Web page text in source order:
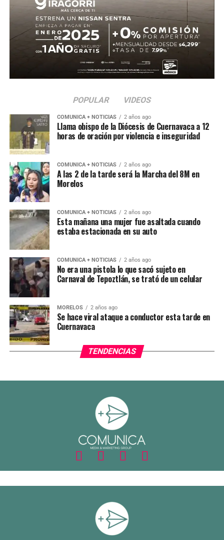
POPULAR VIDEOS
COMUNICA + NOTICIAS 2 años ago
Llama obispo de la Diócesis de Cuernavaca a 12
horas de oración por violencia e inseguridad
COMUNICA + NOTICIAS 2 años ago
A las 2 de la tarde será la Marcha del 8M en
Morelos
COMUNICA + NOTICIAS 2 años ago
Esta mañana una mujer fue asaltada cuando
estaba estacionada en su auto
COMUNICA + NOTICIAS 2 años ago
No era una pistola lo que sacó sujeto en
Carnaval de Tepoztlán, se trató de un celular
MORELOS 2 años ago
Se hace viral ataque a conductor esta tarde en
Cuernavaca
TENDENCIAS